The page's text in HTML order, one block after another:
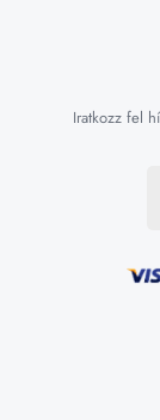
Iratkozz fel